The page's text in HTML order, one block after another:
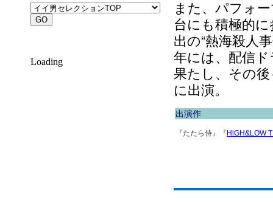
Loading
また、パフォ
台にも積極的
出の“熱海殺人
年には、配信
果たし、その
に出演。
出演作
『たたら侍』『 HiGH&LOW